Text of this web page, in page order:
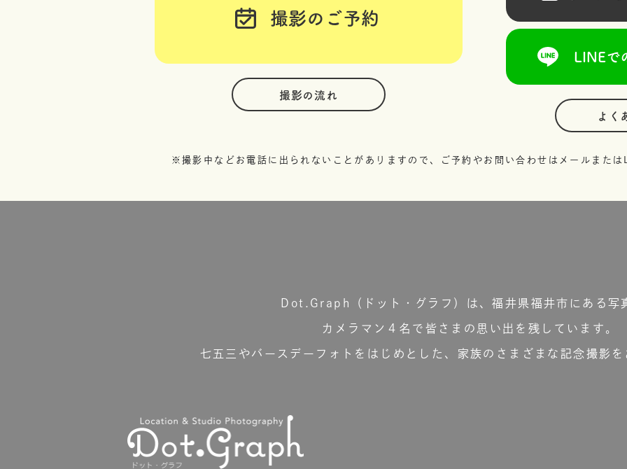
撮影のご予約
撮影の流れ
LINEでの
よく
※撮影中などお電話に出られないことがありますので、ご予約やお問い合わせはメールまたは
Dot.Graph（ドット・グラフ）は、福井県福井市にある写
カメラマン４名で皆さまの思い出を残しています。
七五三やバースデーフォトをはじめとした、家族のさまざまな記念撮影を